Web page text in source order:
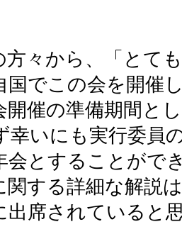
々から、「とて
国でこの会を開催
開催の準備期間と
幸いにも実行委員
会とすることがで
関する詳細な解説
出席されていると